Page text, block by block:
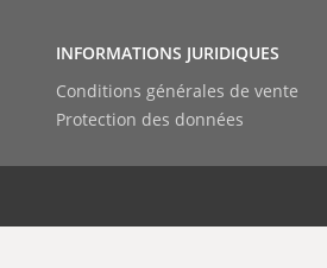
Protection des données
Conditions générales de vente
INFORMATIONS JURIDIQUES